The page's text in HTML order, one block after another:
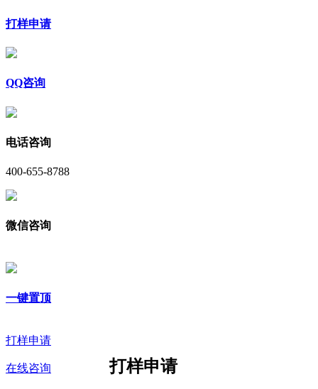
打样申请
QQ咨询
电话咨询
400-655-8788
微信咨询
一键置顶
打样申请
在线咨询 打样申请